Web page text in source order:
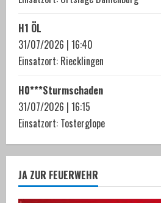
R
e
a
d
i
n
g
H1 ÖL
31/07/2026 | 16:40
Einsatzort: Riecklingen
H0***Sturmschaden
31/07/2026 | 16:15
Einsatzort: Tosterglope
JA ZUR FEUERWEHR